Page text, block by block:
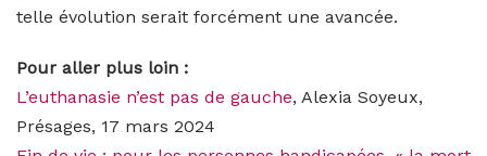
telle évolution serait forcément une avancée.
Pour aller plus loin :
L’euthanasie n’est pas de gauche, Alexia Soyeux,
Présages, 17 mars 2024